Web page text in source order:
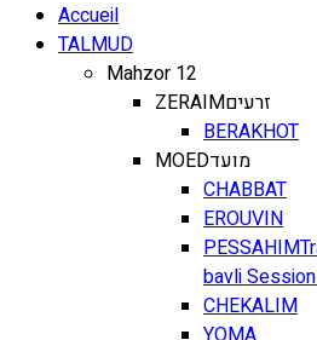
Accueil
TALMUD
Mahzor 12
ZERAIMזרעים
BERAKHOT
MOEDמועד
CHABBAT
EROUVIN
PESSAHIM
bavli
CHEKALIM